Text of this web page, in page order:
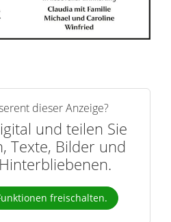
dieser Anzeige?
und teilen Sie
Texte, Bilder und
freischalten.